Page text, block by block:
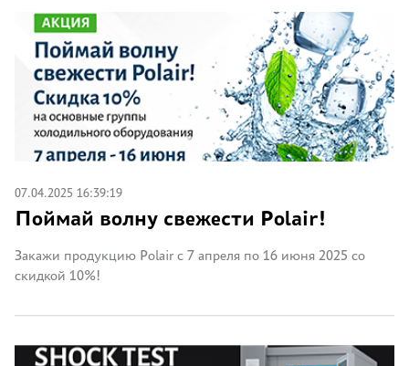
07.04.2025 16:39:19
Поймай волну свежести Polair!
Закажи продукцию Polair с 7 апреля по 16 июня 2025 со
скидкой 10%!